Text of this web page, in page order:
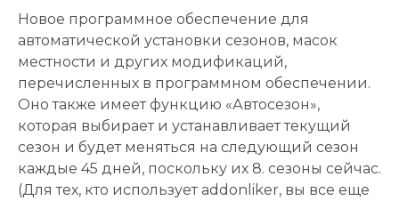
Новое программное обеспечение для
автоматической установки сезонов, масок
местности и других модификаций,
перечисленных в программном обеспечении.
Оно также имеет функцию «Автосезон»,
которая выбирает и устанавливает текущий
сезон и будет меняться на следующий сезон
каждые 45 дней, поскольку их 8. сезоны сейчас.
(Для тех, кто использует addonliker, вы все еще